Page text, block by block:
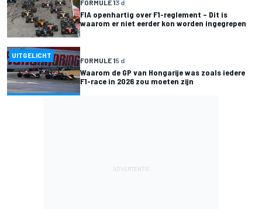
FORMULE 13 d
FIA openhartig over F1-reglement – Dit is
waarom er niet eerder kon worden ingegrepen
UITGELICHT
FORMULE 15 d
Waarom de GP van Hongarije was zoals iedere
F1-race in 2026 zou moeten zijn